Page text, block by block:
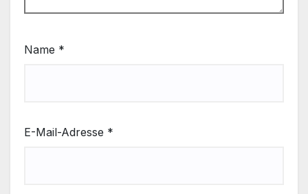
Name *
E-Mail-Adresse *